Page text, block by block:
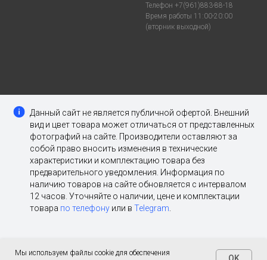
Мы используем файлы cookie для обеспечения
OK
Телефон +7(961)883-88-18
Время работы 11:00-20:00
(вторник выходной)
Данный сайт не является публичной офертой. Внешний
вид и цвет товара может отличаться от представленных
фотографий на сайте. Производители оставляют за
собой право вносить изменения в технические
характеристики и комплектацию товара без
предварительного уведомления. Информация по
наличию товаров на сайте обновляется с интервалом
12 часов. Уточняйте о наличии, цене и комплектации
товара по телефону или в Telegram.